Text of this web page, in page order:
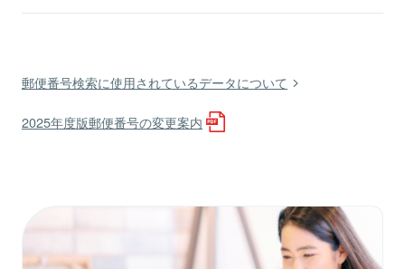
郵便番号検索に使用されているデータについて
2025年度版郵便番号の変更案内